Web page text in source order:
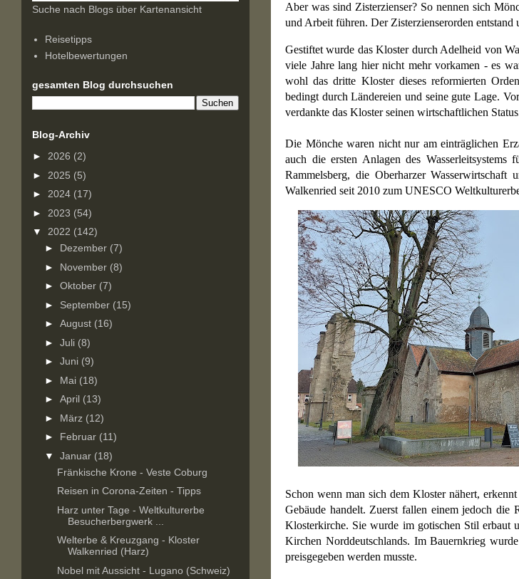
Aber was sind Zisterzienser? So nennen sich
und Arbeit führen. Der Zisterzienserorden
Gestiftet wurde das Kloster durch Adelheid von
viele Jahre lang hier nicht mehr vorkamen - es
wohl das dritte Kloster dieses reformierten
bedingt durch Ländereien und seine gute Lage.
verdankte das Kloster seinen wirtschaftlichen
Die Mönche waren nicht nur am einträglichen
auch die ersten Anlagen des
Rammelsberg, die Oberharzer
Walkenried seit 2010 zum UNESCO
Schon wenn man sich dem Kloster nähert,
Gebäude handelt. Zuerst fallen einem jedoch
Klosterkirche. Sie wurde im gotischen Stil erbaut
Kirchen Norddeutschlands. Im Bauernkrieg
preisgegeben werden musste.
Suche nach Blogs über Kartenansicht
Reisetipps
Hotelbewertungen
gesamten Blog durchsuchen
Blog-Archiv
► 2026 (2)
► 2025 (5)
► 2024 (17)
► 2023 (54)
▼ 2022 (142)
► Dezember (7)
► November (8)
► Oktober (7)
► September (15)
► August (16)
► Juli (8)
► Juni (9)
► Mai (18)
► April (13)
► März (12)
► Februar (11)
▼ Januar (18)
Fränkische Krone - Veste Coburg
Reisen in Corona-Zeiten - Tipps
Harz unter Tage - Weltkulturerbe
Besucherbergwerk ...
Welterbe & Kreuzgang - Kloster
Walkenried (Harz)
Nobel mit Aussicht - Lugano (Schweiz)